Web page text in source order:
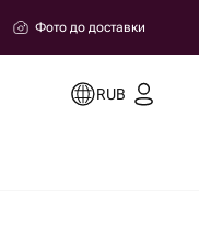
Фото до доставки
RUB